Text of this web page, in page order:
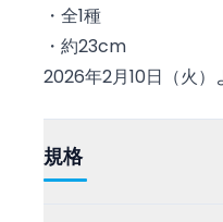
・全1種
・約23cm
2026年2月10日（火）
規格